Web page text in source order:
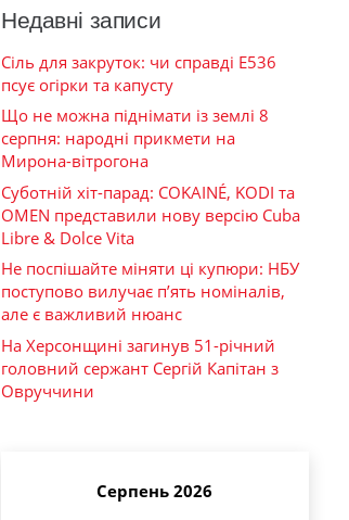
Недавні записи
Сіль для закруток: чи справді Е536
псує огірки та капусту
Що не можна піднімати із землі 8
серпня: народні прикмети на
Мирона-вітрогона
Суботній хіт-парад: COKAINÉ, KODI та
OMEN представили нову версію Cuba
Libre & Dolce Vita
Не поспішайте міняти ці купюри: НБУ
поступово вилучає п’ять номіналів,
але є важливий нюанс
На Херсонщині загинув 51-річний
головний сержант Сергій Капітан з
Овруччини
Серпень 2026